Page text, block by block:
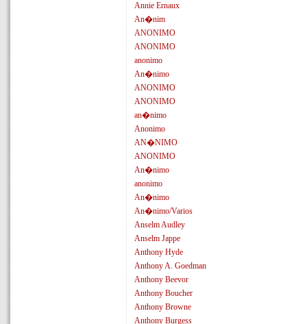
Annie Ernaux
An�nim
ANONIMO
ANONIMO
anonimo
An�nimo
ANONIMO
ANONIMO
an�nimo
Anonimo
AN�NIMO
ANONIMO
An�nimo
anonimo
An�nimo
An�nimo/Varios
Anselm Audley
Anselm Jappe
Anthony Hyde
Anthony A. Goedman
Anthony Beevor
Anthony Boucher
Anthony Browne
Anthony Burgess